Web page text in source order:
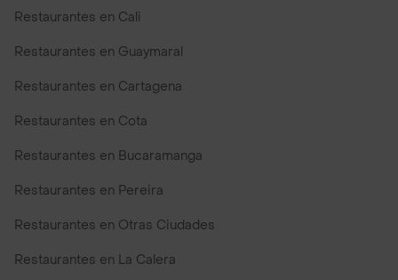
Restaurantes en Cali
Restaurantes en Guaymaral
Restaurantes en Cartagena
Restaurantes en Cota
Restaurantes en Bucaramanga
Restaurantes en Pereira
Restaurantes en Otras Ciudades
Restaurantes en La Calera